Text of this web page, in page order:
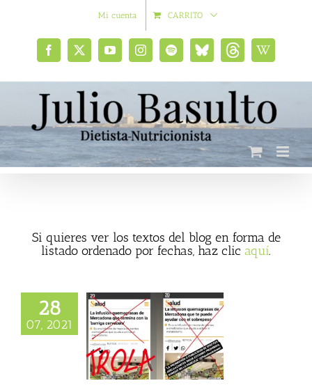
Mi cuenta CARRITO
Facebook
X YouTubeInstagramSpotifyBluesky
social
ThreadsWikipedia
Si quieres ver los textos del blog en forma de
listado ordenado por fechas, haz clic aquí.
28
07, 2021
infusión
de
promocionada